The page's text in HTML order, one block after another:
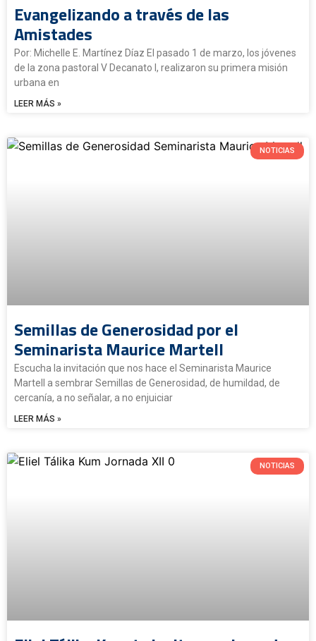
Evangelizando a través de las
Amistades
Por: Michelle E. Martínez Díaz El pasado 1 de marzo, los jóvenes
de la zona pastoral V Decanato I, realizaron su primera misión
urbana en
LEER MÁS »
NOTICIAS
Semillas de Generosidad por el
Seminarista Maurice Martell
Escucha la invitación que nos hace el Seminarista Maurice
Martell a sembrar Semillas de Generosidad, de humildad, de
cercanía, a no señalar, a no enjuiciar
LEER MÁS »
NOTICIAS